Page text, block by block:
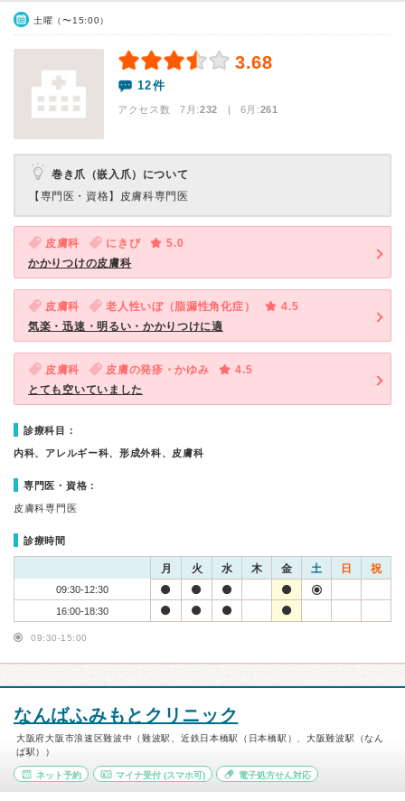
土曜（〜15:00）
3.68
12件
アクセス数 7月:232 | 6月:261
巻き爪（嵌入爪）について
【専門医・資格】 皮膚科専門医
皮膚科 にきび
5.0
かかりつけの皮膚科
皮膚科 老人性いぼ（脂漏性角化症）
4.5
気楽・迅速・明るい・かかりつけに適
皮膚科 皮膚の発疹・かゆみ
4.5
とても空いていました
診療科目：
内科、アレルギー科、形成外科、皮膚科
専門医・資格：
皮膚科専門医
診療時間
月 火 水 木 金 土 日 祝
09:30-12:30
16:00-18:30
09:30-15:00
なんばふみもとクリニック
大阪府大阪市浪速区難波中（難波駅、近鉄日本橋駅（日本橋駅）、大阪難波駅（なん
ば駅））
ネット予約 マイナ受付(スマホ可) 電子処方せん対応